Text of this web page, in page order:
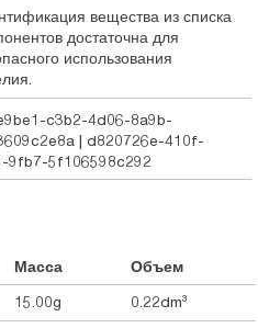
вещества из списка
достаточна для
использования
c3b2-4d06-8a9b-
| d820726e-410f-
9fb7-5f106598c292
Масса
Объем
15.00g 0.22dm³